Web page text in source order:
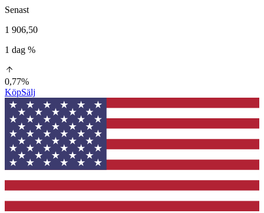
Senast
1 906,50
1 dag %
0,77%
KöpSälj